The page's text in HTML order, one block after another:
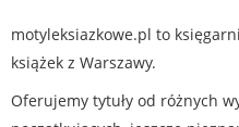
motyleksiazkowe.pl to
książek z Warszawy.
Oferujemy tytuły od różnych